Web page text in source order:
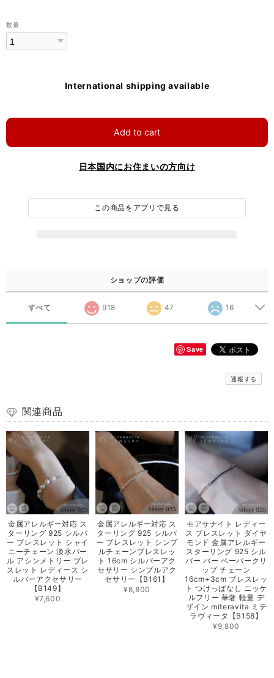
数量
International shipping available
Add to cart
日本国内にお住まいの方向け
この商品をアプリで見る
ショップの評価
すべて 918 47 16
Save
通報する
関連商品
金属アレルギー対応 ス
ターリング 925 シルバ
ー ブレスレット シャイ
ニーチェーン 淡水パー
ル アシンメトリー ブレ
スレット レディース シ
ルバーアクセサリー
【B149】
¥7,600
金属アレルギー対応 ス
ターリング 925 シルバ
ー ブレスレット シンプ
ルチェーンブレスレッ
ト 16cm シルバーアク
セサリー シンプルアク
セサリー【B161】
¥8,800
モアサナイト レディー
ス ブレスレット ダイヤ
モンド 金属アレルギー
スターリング 925 シル
バー バー ペーパークリ
ップ チェーン
16cm+3cm ブレスレッ
ト つけっぱなし ニッケ
ルフリー 華奢 軽量 デ
ザイン miteravita ミテ
ラヴィータ【B158】
¥9,800